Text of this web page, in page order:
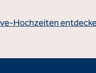
Hochzeiten